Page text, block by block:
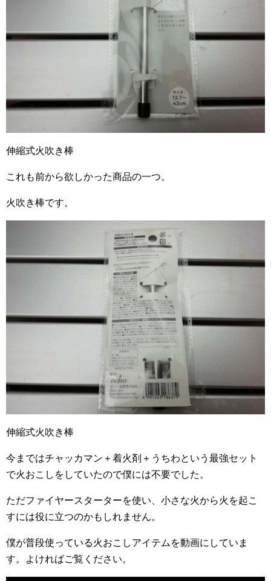
伸縮式火吹き棒
これも前から欲しかった商品の一つ。
火吹き棒です。
伸縮式火吹き棒
今まではチャッカマン＋着火剤＋うちわという最強セット
で火おこしをしていたので僕には不要でした。
ただファイヤースターターを使い、小さな火から火を起こ
すには役に立つのかもしれません。
僕が普段使っている火おこしアイテムを動画にしていま
す。よければご覧ください。